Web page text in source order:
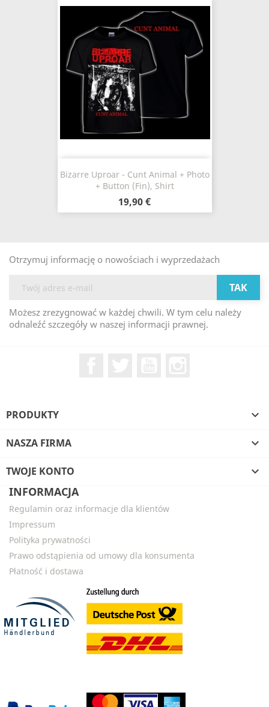
Bizarre Uproar - Cunt Animal + Photo
+ Button (Fin), Shirt
19,90 €
Otrzymuj informację o nowościach i wyprzedażach
Możesz zrezygnować w każdej chwili. W tym celu należy
odnaleźć szczegóły w naszej informacji prawnej.
PRODUKTY 
NASZA FIRMA 
TWOJE KONTO

INFORMACJA
Regulamin oraz informacje dla klientów
Impressum
Polityka prywatności
Prawo odstąpienia od umowy dla konsumenta
Płatność i dostawa